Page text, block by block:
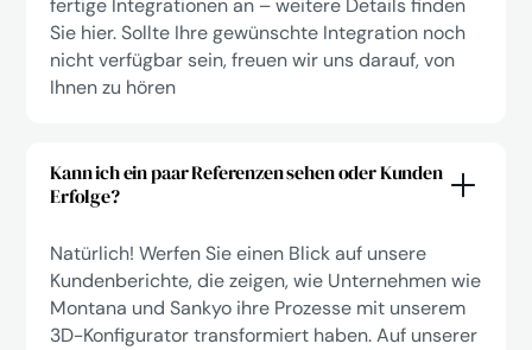
fertige Integrationen an – weitere Details finden
Sie hier. Sollte Ihre gewünschte Integration noch
nicht verfügbar sein, freuen wir uns darauf, von
Ihnen zu hören
Kann ich ein paar Referenzen sehen oder Kunden
Erfolge?
Natürlich! Werfen Sie einen Blick auf unsere
Kundenberichte, die zeigen, wie Unternehmen wie
Montana und Sankyo ihre Prozesse mit unserem
3D-Konfigurator transformiert haben. Auf unserer